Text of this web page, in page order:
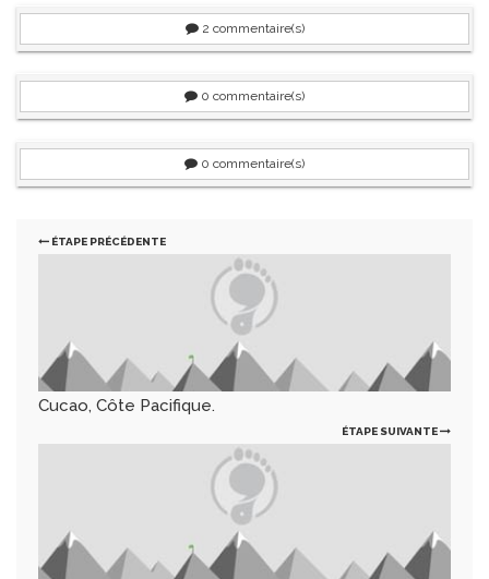
2 commentaire(s)
0 commentaire(s)
0 commentaire(s)
ÉTAPE PRÉCÉDENTE
Cucao, Côte Pacifique.
ÉTAPE SUIVANTE